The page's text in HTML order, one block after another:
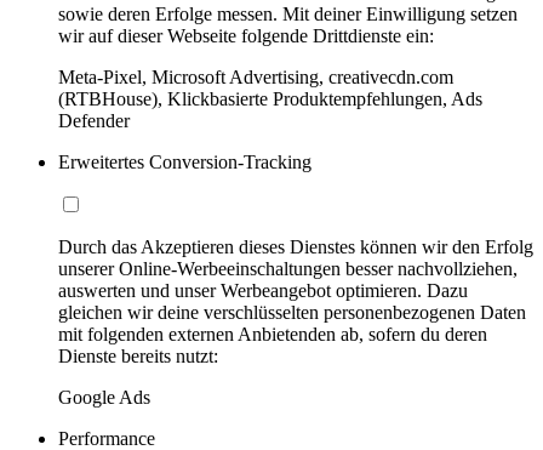
sowie deren Erfolge messen. Mit deiner Einwilligung setzen
wir auf dieser Webseite folgende Drittdienste ein:
Meta-Pixel, Microsoft Advertising, creativecdn.com
(RTBHouse), Klickbasierte Produktempfehlungen, Ads
Defender
Erweitertes Conversion-Tracking
Durch das Akzeptieren dieses Dienstes können wir den Erfolg
unserer Online-Werbeeinschaltungen besser nachvollziehen,
auswerten und unser Werbeangebot optimieren. Dazu
gleichen wir deine verschlüsselten personenbezogenen Daten
mit folgenden externen Anbietenden ab, sofern du deren
Dienste bereits nutzt:
Google Ads
Performance